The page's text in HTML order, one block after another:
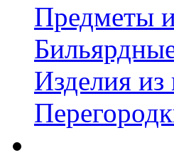
Предметы
Изделия из